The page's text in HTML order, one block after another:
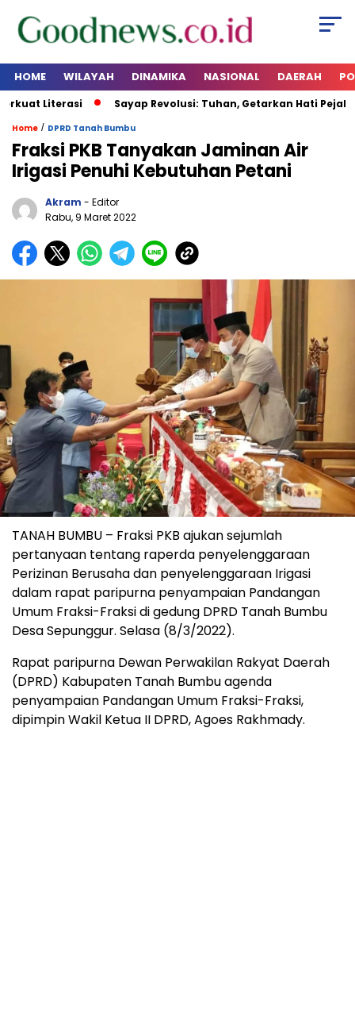
HOME WILAYAH DINAMIKA NASIONAL DAERAH
Literasi Sayap Revolusi: Tuhan, Getarkan Hati Pejabat
Home / DPRD Tanah Bumbu
Fraksi PKB Tanyakan Jaminan Air
Irigasi Penuhi Kebutuhan Petani
Akram - Editor
Rabu, 9 Maret 2022
TANAH BUMBU – Fraksi PKB ajukan sejumlah
pertanyaan tentang raperda penyelenggaraan
Perizinan Berusaha dan penyelenggaraan Irigasi
dalam rapat paripurna penyampaian Pandangan
Umum Fraksi-Fraksi di gedung DPRD Tanah Bumbu
Desa Sepunggur. Selasa (8/3/2022).
Rapat paripurna Dewan Perwakilan Rakyat Daerah
(DPRD) Kabupaten Tanah Bumbu agenda
penyampaian Pandangan Umum Fraksi-Fraksi,
dipimpin Wakil Ketua II DPRD, Agoes Rakhmady.